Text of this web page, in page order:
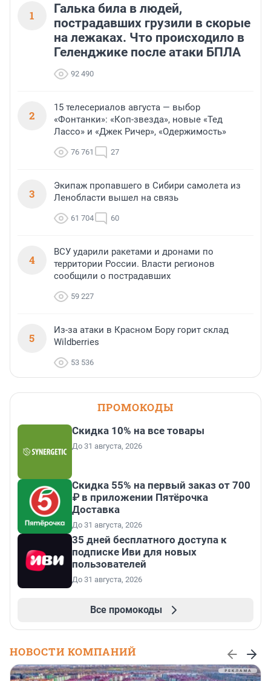
1
Галька била в людей,
пострадавших грузили в скорые
на лежаках. Что происходило в
Геленджике после атаки БПЛА
92 490
2
15 телесериалов августа — выбор
«Фонтанки»: «Коп-звезда», новые «Тед
Лассо» и «Джек Ричер», «Одержимость»
76 761 27
3
Экипаж пропавшего в Сибири самолета из
Ленобласти вышел на связь
61 704 60
4
ВСУ ударили ракетами и дронами по
территории России. Власти регионов
сообщили о пострадавших
59 227
5
Из-за атаки в Красном Бору горит склад
Wildberries
53 536
ПРОМОКОДЫ
Скидка 10% на все товары
До 31 августа, 2026
Скидка 55% на первый заказ от 700
₽ в приложении Пятёрочка
Доставка
До 31 августа, 2026
35 дней бесплатного доступа к
подписке Иви для новых
пользователей
До 31 августа, 2026
Все промокоды
НОВОСТИ КОМПАНИЙ